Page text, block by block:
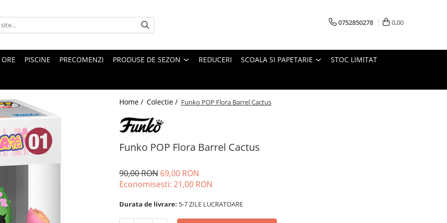
0752850278 0,00
PISCINE PRECOMENZI PRODUSE DE SEZON REDUCERI SCOALA SI PAPETARIE STOC LIMITAT
Home / Colectie / Funko POP Flora Barrel Cactus
Funko POP Flora Barrel Cactus
90,00 RON 69,00 RON
Economisesti: 21,00 RON
Durata de livrare: 5-7 ZILE LUCRATOARE